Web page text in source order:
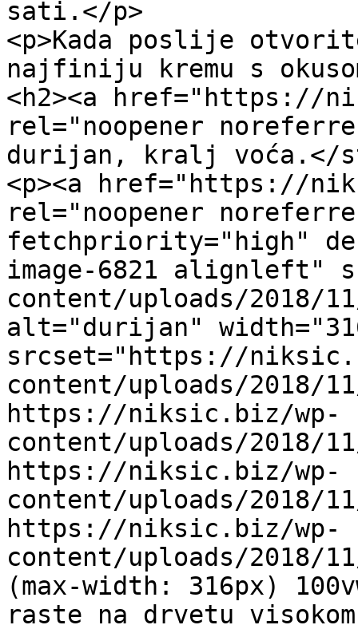
sati.</p>
<p>Kada poslije
najfiniju kremu s
<h2><a href="https://
rel="noopener
durijan, kralj voća.</
<p><a href="https://
rel="noopener
fetchpriority="high"
image-6821 alignleft"
content/uploads/2018/
alt="durijan"
srcset="https://
content/uploads/2018/
https://niksic.biz/wp-
content/uploads/2018/
https://niksic.biz/wp-
content/uploads/2018/
https://niksic.biz/wp-
content/uploads/2018/
(max-width: 316px)
raste na drvetu